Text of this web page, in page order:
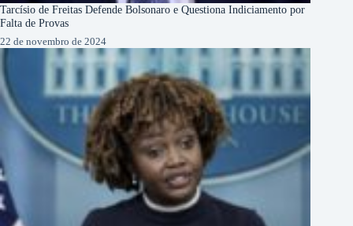
Tarcísio de Freitas Defende Bolsonaro e Questiona Indiciamento por
Falta de Provas
22 de novembro de 2024